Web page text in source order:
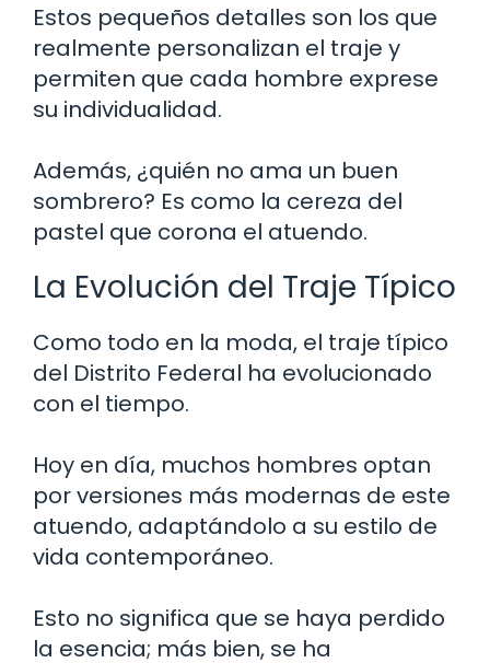
Estos pequeños detalles son los que
realmente personalizan el traje y
permiten que cada hombre exprese
su individualidad.
Además, ¿quién no ama un buen
sombrero? Es como la cereza del
pastel que corona el atuendo.
La Evolución del Traje Típico
Como todo en la moda, el traje típico
del Distrito Federal ha evolucionado
con el tiempo.
Hoy en día, muchos hombres optan
por versiones más modernas de este
atuendo, adaptándolo a su estilo de
vida contemporáneo.
Esto no significa que se haya perdido
la esencia; más bien, se ha